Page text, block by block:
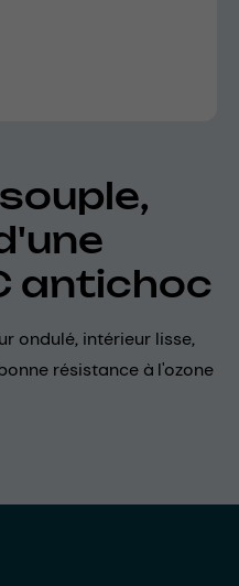
antichoc
ondulé, intérieur lisse,
résistance à l'ozone